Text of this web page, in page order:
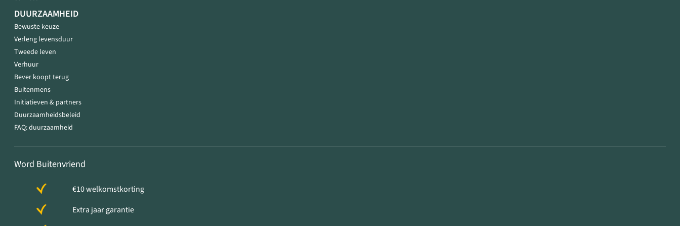
DUURZAAMHEID
Bewuste keuze
Verleng levensduur
Tweede leven
Verhuur
Bever koopt terug
Buitenmens
Initiatieven & partners
Duurzaamheidsbeleid
FAQ: duurzaamheid
Word Buitenvriend
€10 welkomstkorting
Extra jaar garantie